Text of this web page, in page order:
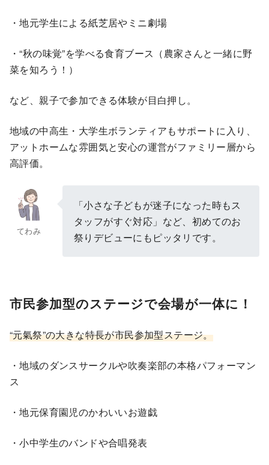
・地元学生による紙芝居やミニ劇場
・“秋の味覚”を学べる食育ブース（農家さんと一緒に野
菜を知ろう！）
など、親子で参加できる体験が目白押し。
地域の中高生・大学生ボランティアもサポートに入り、
アットホームな雰囲気と安心の運営がファミリー層から
高評価。
てわみ
「小さな子どもが迷子になった時もス
タッフがすぐ対応」など、初めてのお
祭りデビューにもピッタリです。
市民参加型のステージで会場が一体に！
“元氣祭”の大きな特長が市民参加型ステージ。
・地域のダンスサークルや吹奏楽部の本格パフォーマン
ス
・地元保育園児のかわいいお遊戯
・小中学生のバンドや合唱発表